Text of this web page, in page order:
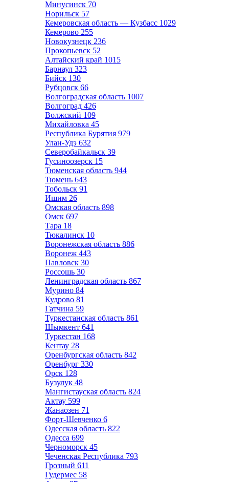
Минусинск 70
Норильск 57
Кемеровская область — Кузбасс 1029
Кемерово 255
Новокузнецк 236
Прокопьевск 52
Алтайский край 1015
Барнаул 323
Бийск 130
Рубцовск 66
Волгоградская область 1007
Волгоград 426
Волжский 109
Михайловка 45
Республика Бурятия 979
Улан-Удэ 632
Северобайкальск 39
Гусиноозерск 15
Тюменская область 944
Тюмень 643
Тобольск 91
Ишим 26
Омская область 898
Омск 697
Тара 18
Тюкалинск 10
Воронежская область 886
Воронеж 443
Павловск 30
Россошь 30
Ленинградская область 867
Мурино 84
Кудрово 81
Гатчина 59
Туркестанская область 861
Шымкент 641
Туркестан 168
Кентау 28
Оренбургская область 842
Оренбург 330
Орск 128
Бузулук 48
Мангистауская область 824
Актау 599
Жанаозен 71
Форт-Шевченко 6
Одесская область 822
Одесса 699
Черноморск 45
Чеченская Республика 793
Грозный 611
Гудермес 58